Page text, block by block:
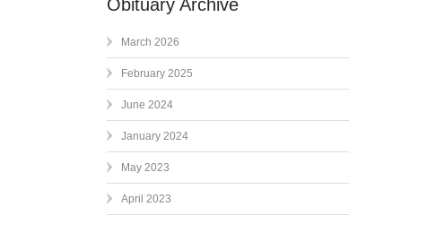
Obituary Archive
March 2026
February 2025
June 2024
January 2024
May 2023
April 2023